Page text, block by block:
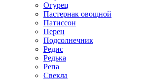
Огурец
Пастернак овощной
Патиссон
Перец
Подсолнечник
Редис
Редька
Репа
Свекла